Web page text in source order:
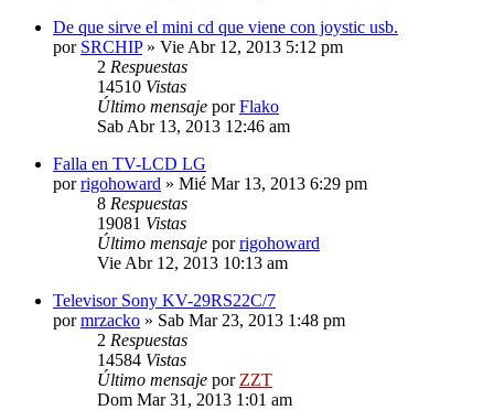
De que sirve el mini cd que viene con joystic usb.
por SRCHIP» Vie Abr 12, 2013 5:12 pm
2 Respuestas
14510 Vistas
Último mensaje porFlako
Sab Abr 13, 2013 12:46 am
Falla en TV-LCD LG
porrigohoward » Mié Mar 13, 2013 6:29 pm
8 Respuestas
19081 Vistas
Último mensaje porrigohoward
Vie Abr 12, 2013 10:13 am
Televisor Sony KV-29RS22C/7
pormrzacko » Sab Mar 23, 2013 1:48 pm
2 Respuestas
14584 Vistas
Último mensaje por ZZT
Dom Mar 31, 2013 1:01 am